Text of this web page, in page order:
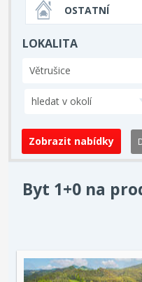
OSTATNÍ
LOKALITA
hledat v okolí
Byt 1+0 na